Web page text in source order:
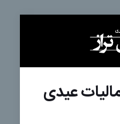
عیدی